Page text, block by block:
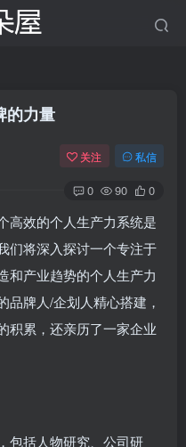
的力量
关注 私信
0 90 0
高效的个人生产力系统是
们将深入探讨一个专注于
和产业趋势的个人生产力
品牌人/企划人精心搭建，
积累，还亲历了一家企业
包括人物研究、公司研